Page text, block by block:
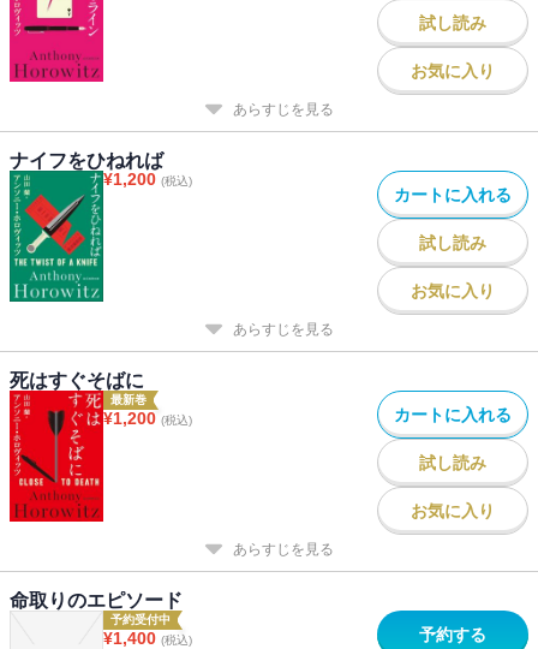
試し読み
お気に入り
あらすじを見る
ナイフをひねれば
¥1,200 (税込)
カートに入れる
試し読み
お気に入り
あらすじを見る
死はすぐそばに
最新巻
¥1,200 (税込) カートに入れる
試し読み
お気に入り
あらすじを見る
命取りのエピソード
予約受付中
¥1,400 (税込) 予約する